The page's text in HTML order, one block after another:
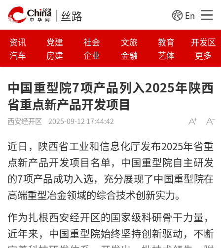
丝路 En
资讯 党建 社会 文旅 教育
开发区
汽车
房建 企业 金融 艺体 更多
中国重型院7项产品列入2025年陕西
省重点新产品开发项目
西安经开区 2025-09-12 17:44:42
近日，陕西省工业和信息化厅发布2025年省重
点新产品开发项目名单，中国重型院自主研发
的7项产品成功入选，充分展现了中国重型院在
高端重型冶金领域的综合技术创新实力。
作为扎根西安经开区的国家级科研骨干力量，
近年来，中国重型院始终坚持创新驱动，不断